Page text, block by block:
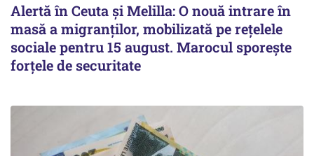
Alertă în Ceuta și Melilla: O nouă intrare în
masă a migranților, mobilizată pe rețelele
sociale pentru 15 august. Marocul sporește
forțele de securitate